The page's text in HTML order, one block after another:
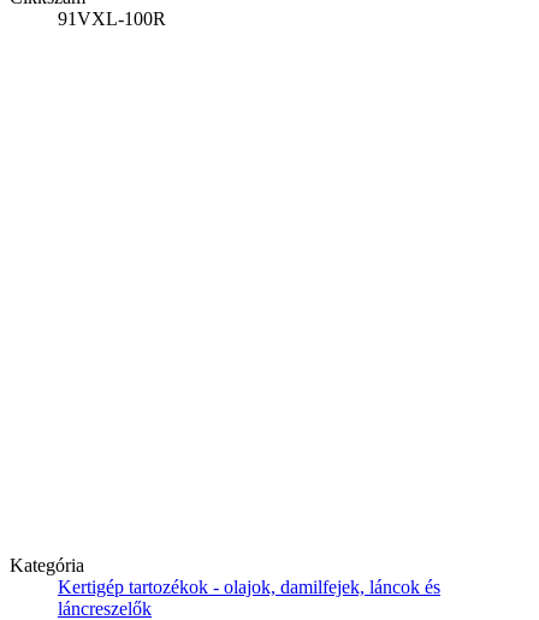
91VXL-100R
Kategória
Kertigép tartozékok - olajok, damilfejek, láncok és
láncreszelők